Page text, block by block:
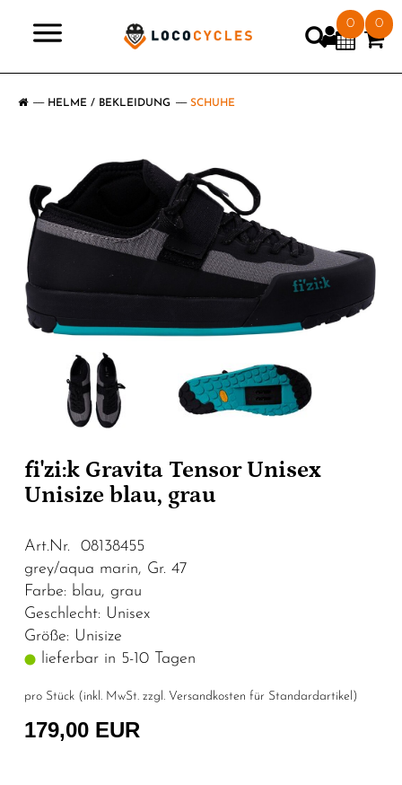
0 0
HELME / BEKLEIDUNG SCHUHE
fi'zi:k Gravita Tensor Unisex
Unisize blau, grau
Art.Nr. 08138455
grey/aqua marin, Gr. 47
Farbe: blau, grau
Geschlecht: Unisex
Größe: Unisize
lieferbar in 5-10 Tagen
pro Stück (inkl. MwSt. zzgl. Versandkosten für Standardartikel )
179,00 EUR